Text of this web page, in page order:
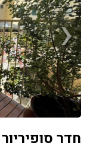
‹
חדר